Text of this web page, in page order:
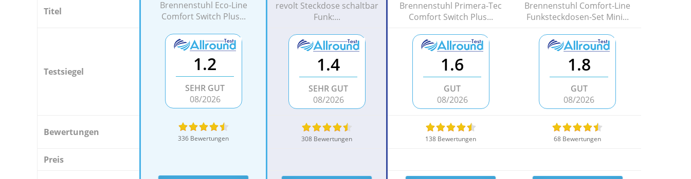
Titel
Brennenstuhl Eco-Line
Comfort Switch Plus...
revolt Steckdose schaltbar
Funk:...
Brennenstuhl Primera-Tec
Comfort Switch Plus...
Brennenstuhl Comfort-Line
Funksteckdosen-Set Mini...
Testsiegel 1.2
SEHR GUT
08/2026
1.4
SEHR GUT
08/2026
1.6
GUT
08/2026
1.8
GUT
08/2026
Bewertungen
336 Bewertungen 308 Bewertungen 138 Bewertungen 68 Bewertungen
Preis